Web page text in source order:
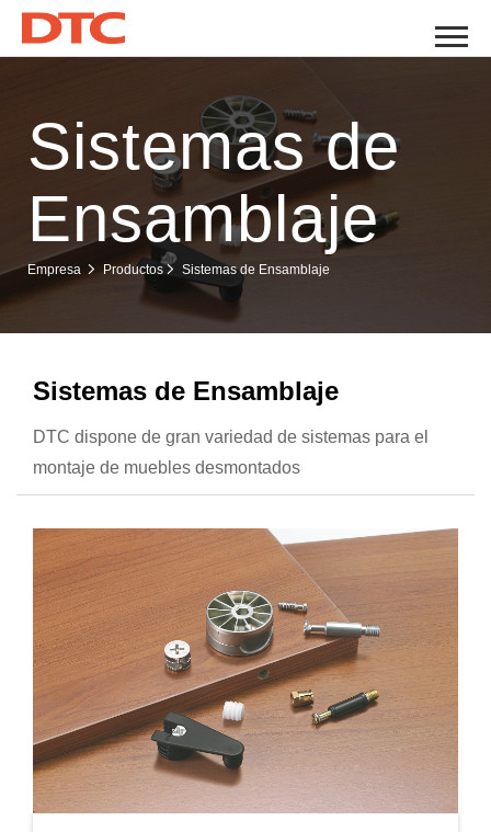
Sistemas de
Ensamblaje
Empresa Productos Sistemas de Ensamblaje
Sistemas de Ensamblaje
DTC dispone de gran variedad de sistemas para el
montaje de muebles desmontados